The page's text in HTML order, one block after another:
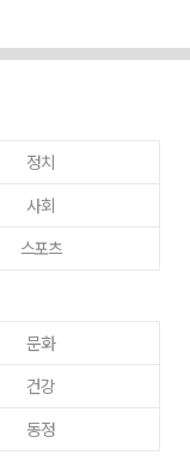
정치
사회
스포츠
문화
건강
동정